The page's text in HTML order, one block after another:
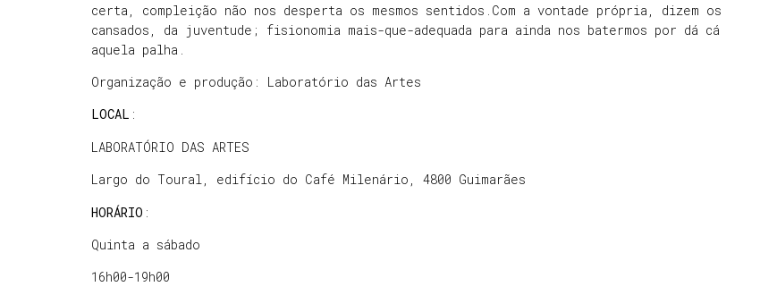
certa, compleição não nos desperta os mesmos sentidos.Com a vontade própria, dizem os
cansados, da juventude; fisionomia mais-que-adequada para ainda nos batermos por dá cá
aquela palha.
Organização e produção: Laboratório das Artes
LOCAL :
LABORATÓRIO DAS ARTES
Largo do Toural, edifício do Café Milenário, 4800 Guimarães
HORÁRIO :
Quinta a sábado
16h00-19h00